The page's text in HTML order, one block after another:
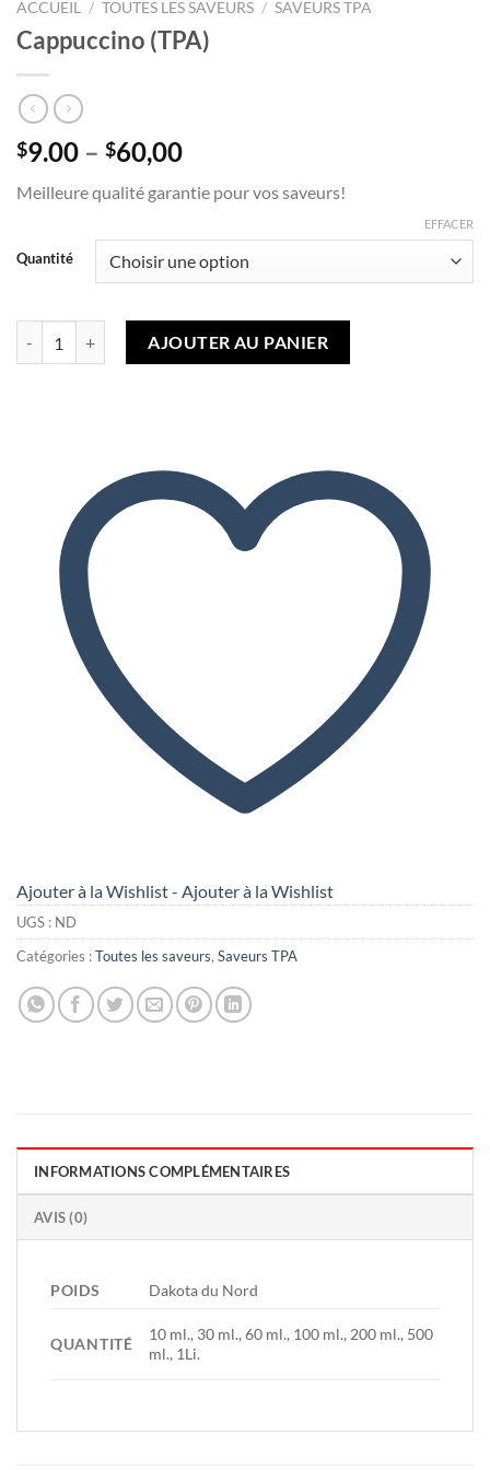
ACCUEIL / TOUTES LES SAVEURS / SAVEURS TPA
Cappuccino (TPA)
$9.00 – $60,00Plage
prix
9,00 $
à
Meilleure qualité garantie pour vos saveurs!
Quantité
EFFACER
AJOUTER AU PANIER
Ajouter à la Wishlist - Ajouter à la Wishlist
UGS : ND
Catégories :Toutes les saveurs, Saveurs TPA
INFORMATIONS COMPLÉMENTAIRES
AVIS (0)
POIDS Dakota du Nord
QUANTITÉ
10 ml., 30 ml., 60 ml., 100 ml., 200 ml., 500
ml., 1Li.